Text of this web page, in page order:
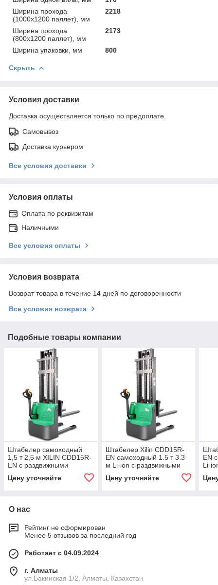
Ширина прохода
(1000х1200 паллет), мм
2218
Ширина прохода
(800х1200 паллет), мм
2173
Ширина упаковки, мм 800
Скрыть
Условия доставки
Доставка осуществляется только по предоплате.
Самовывоз
Доставка курьером
Все условия доставки
Условия оплаты
Оплата по реквизитам
Наличными
Все условия оплаты
Условия возврата
Возврат товара в течение 14 дней по договоренности
Все условия возврата
Подобные товары компании
Штабелер самоходный
1,5 т 2,5 м XILIN CDD15R-
EN с раздвижными
(сопровождаемый)
Цену уточняйте
Штабелер Xilin CDD15R-
EN самоходный 1.5 т 3.3
м Li-ion с раздвижными
вилами сопровождаемый
Цену уточняйте
EN
Li-
О нас
Рейтинг не сформирован
Менее 5 отзывов за последний год
Работает с 04.09.2024
г. Алматы
ул.Бакинская 1/2, Алматы, Казахстан